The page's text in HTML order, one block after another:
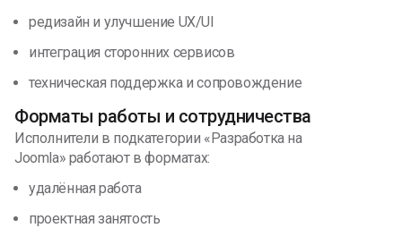
редизайн и улучшение UX/UI
интеграция сторонних сервисов
техническая поддержка и сопровождение
Форматы работы и сотрудничества
Исполнители в подкатегории «Разработка на
Joomla» работают в форматах:
удалённая работа
проектная занятость